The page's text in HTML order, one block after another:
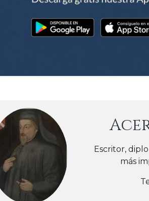
Escritor,
más